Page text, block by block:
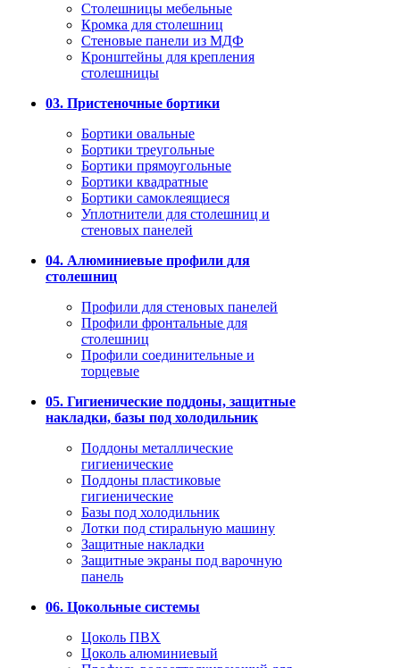
Столешницы мебельные
Кромка для столешниц
Стеновые панели из МДФ
Кронштейны для крепления
столешницы
03. Пристеночные бортики
Бортики овальные
Бортики треугольные
Бортики прямоугольные
Бортики квадратные
Бортики самоклеящиеся
Уплотнители для столешниц и
стеновых панелей
04. Алюминиевые профили для
столешниц
Профили для стеновых панелей
Профили фронтальные для
столешниц
Профили соединительные и
торцевые
05. Гигиенические поддоны, защитные
накладки, базы под холодильник
Поддоны металлические
гигиенические
Поддоны пластиковые
гигиенические
Базы под холодильник
Лотки под стиральную машину
Защитные накладки
Защитные экраны под варочную
панель
06. Цокольные системы
Цоколь ПВХ
Цоколь алюминиевый